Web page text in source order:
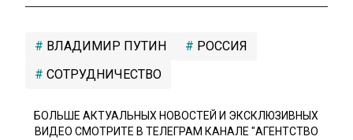
ВЛАДИМИР ПУТИН
РОССИЯ
СОТРУДНИЧЕСТВО
БОЛЬШЕ АКТУАЛЬНЫХ НОВОСТЕЙ И ЭКСКЛЮЗИВНЫХ
ВИДЕО СМОТРИТЕ В ТЕЛЕГРАМ КАНАЛЕ "АГЕНТСТВО